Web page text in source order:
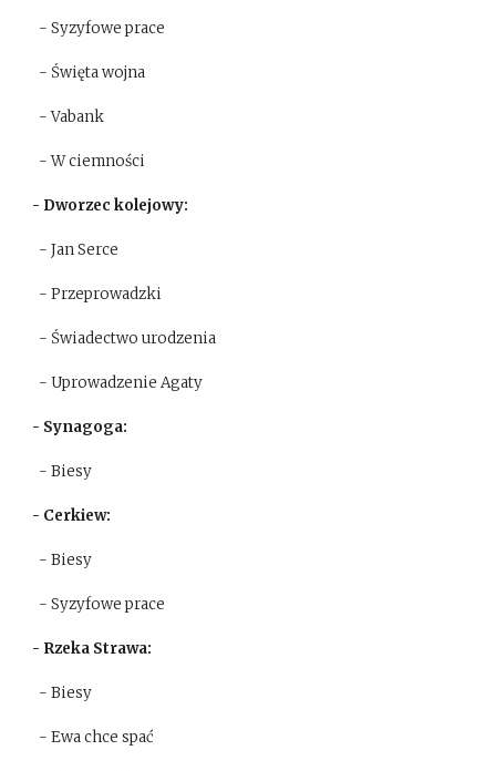
- Syzyfowe prace
- Święta wojna
- Vabank
- W ciemności
- Dworzec kolejowy:
- Jan Serce
- Przeprowadzki
- Świadectwo urodzenia
- Uprowadzenie Agaty
- Synagoga:
- Biesy
- Cerkiew:
- Biesy
- Syzyfowe prace
- Rzeka Strawa:
- Biesy
- Ewa chce spać